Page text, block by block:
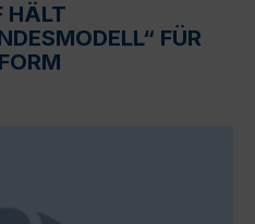
HÄLT
FÜR